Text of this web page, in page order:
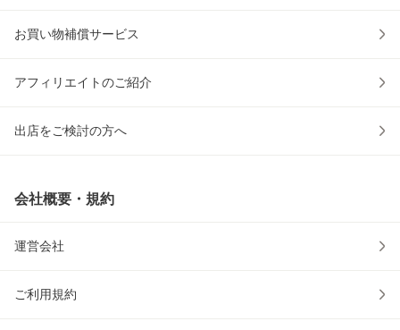
お買い物補償サービス
アフィリエイトのご紹介
出店をご検討の方へ
会社概要・規約
運営会社
ご利用規約